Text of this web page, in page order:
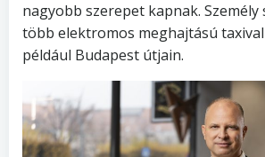
nagyobb szerepet kapnak.
több elektromos meghajtású
például Budapest útjain.